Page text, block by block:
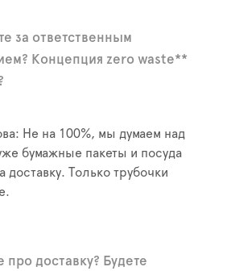
за ответственным
Концепция zero waste**
Не на 100%, мы думаем над
бумажные пакеты и посуда
доставку. Только трубочки
про доставку? Будете